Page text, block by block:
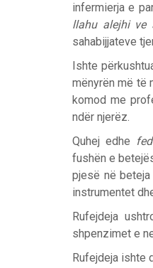
infermierja e
llahu alejhi ve
sahabijjateve
Ishte
mënyrën më të
komod me
ndër njerëz.
Quhej edhe
fushën e
pjesë në
instrumentet
Rufejdeja
shpenzimet e
Rufejdeja ishte
Prev